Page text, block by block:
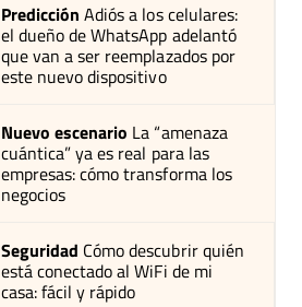
Predicción Adiós a los celulares:
el dueño de WhatsApp adelantó
que van a ser reemplazados por
este nuevo dispositivo
Nuevo escenario La “amenaza
cuántica” ya es real para las
empresas: cómo transforma los
negocios
Seguridad Cómo descubrir quién
está conectado al WiFi de mi
casa: fácil y rápido